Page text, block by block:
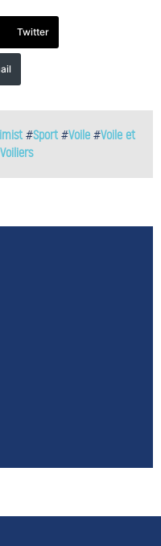
Twitter
#Sport #Voile #Voile et
Voiliers